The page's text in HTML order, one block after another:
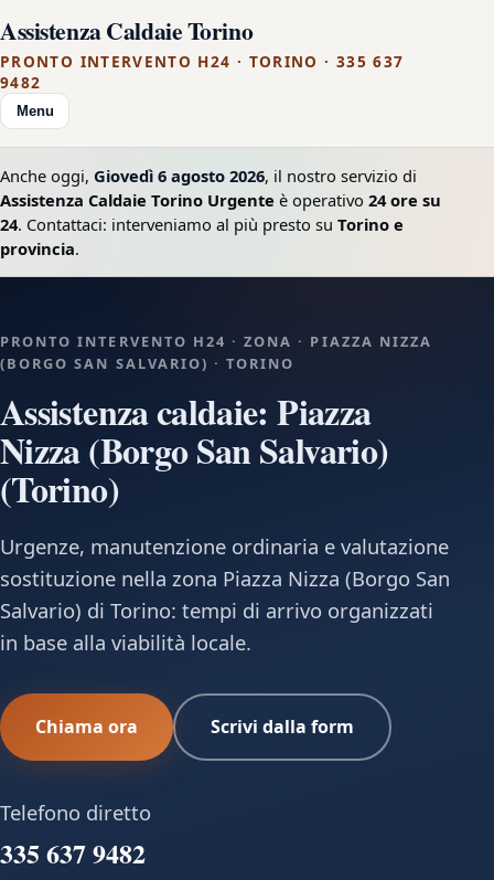
Assistenza Caldaie Torino
PRONTO INTERVENTO H24 · TORINO · 335 637
9482
Menu
Anche oggi, Giovedì 6 agosto 2026, il nostro servizio di
Assistenza Caldaie Torino Urgente è operativo 24 ore su
24. Contattaci: interveniamo al più presto su Torino e
provincia.
PRONTO INTERVENTO H24 · ZONA · PIAZZA NIZZA
(BORGO SAN SALVARIO) · TORINO
Assistenza caldaie: Piazza
Nizza (Borgo San Salvario)
(Torino)
Urgenze, manutenzione ordinaria e valutazione
sostituzione nella zona Piazza Nizza (Borgo San
Salvario) di Torino: tempi di arrivo organizzati
in base alla viabilità locale.
Chiama ora Scrivi dalla form
Telefono diretto
335 637 9482